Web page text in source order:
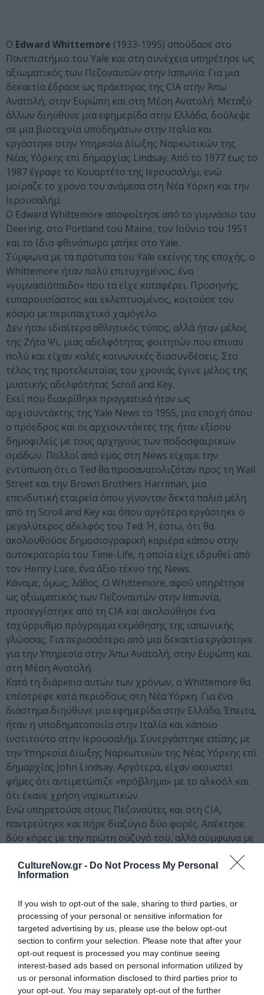
CultureNow.gr - Do Not Process My Personal
Information
If you wish to opt-out of the sale, sharing to third parties, or
processing of your personal or sensitive information for
targeted advertising by us, please use the below opt-out
section to confirm your selection. Please note that after your
opt-out request is processed you may continue seeing
interest-based ads based on personal information utilized by
us or personal information disclosed to third parties prior to
your opt-out. You may separately opt-out of the further
Ο Edward Whittemore (1933-1995) σπούδασε στο
Πανεπιστήμιο του Yale και στη συνέχεια υπηρέτησε ως
αξιωματικός των Πεζοναυτών στην Ιαπωνία. Για μια
δεκαετία έδρασε ως πράκτορας της CIA στην Άπω
Ανατολή, στην Ευρώπη και στη Μέση Ανατολή. Μεταξύ
άλλων διηύθυνε μια εφημερίδα στην Ελλάδα, δούλεψε
σε μια βιοτεχνία υποδημάτων στην Ιταλία και
εργάστηκε στην Υπηρεσία Δίωξης Ναρκωτικών της
Νέας Υόρκης επί δημαρχίας Lindsay. Από το 1977 έως το
1987 έγραφε το Κουαρτέτο της Ιερουσαλήμ, ενώ
μοίραζε το χρόνο του ανάμεσα στη Νέα Υόρκη και την
Ιερουσαλήμ.
Ο Edward Whittemore αποφοίτησε από το γυμνάσιο του
Deering, στο Portland του Maine, τον Ιούνιο του 1951
και το ίδιο φθινόπωρο μπήκε στο Yale.
Σύμφωνα με τα πρότυπα του Yale εκείνης της εποχής, ο
Whittemore ήταν πολύ επιτυχημένος, ένα
«γυμνασιόπαιδο» που τα είχε καταφέρει. Προσηνής,
ευπαρουσίαστος και εκλεπτυσμένος, κοιτούσε τον
κόσμο με περιπαιχτικό χαμόγελο.
Δεν ήταν ιδιαίτερα αθλητικός τύπος, αλλά ήταν μέλος
της Ζήτα Ψι, μιας αδελφότητας φοιτητών που έπιναν
πολύ και είχαν καλές κοινωνικές διασυνδέσεις. Στο
τέλος της προτελευταίας του χρονιάς έγινε μέλος της
μυστικής αδελφότητας Scroll and Key.
Εκεί που διακρίθηκε πραγματικά ήταν ως
αρχισυντάκτης της Yale News το 1955, μια εποχή όπου
ο πρόεδρος και οι αρχισυντάκτες της ήταν εξίσου
δημοφιλείς με τους αρχηγούς των ποδοσφαιρικών
ομάδων. Πολλοί από εμάς στη News είχαμε την
εντύπωση ότι ο Ted θα προσανατολιζόταν προς τη Wall
Street και την Brown Brothers Harriman, μια
επενδυτική εταιρεία όπου γίνονταν δεκτά παλιά μέλη
από τη Scroll and Key και όπου αργότερα εργάστηκε ο
μεγαλύτερος αδελφός του Ted. Ή, έστω, ότι θα
ακολουθούσε δημοσιογραφική καριέρα κάπου στην
αυτοκρατορία του Time-Life, η οποία είχε ιδρυθεί από
τον Henry Luce, ένα άξιο τέκνο της News.
Κάναμε, όμως, λάθος. Ο Whittemore, αφού υπηρέτησε
ως αξιωματικός των Πεζοναυτών στην Ιαπωνία,
προσεγγίστηκε από τη CIA και ακολούθησε ένα
ταχύρρυθμο πρόγραμμα εκμάθησης της ιαπωνικής
γλώσσας. Για περισσότερο από μια δεκαετία εργάστηκε
για την Υπηρεσία στην Άπω Ανατολή, στην Ευρώπη και
στη Μέση Ανατολή.
Κατά τη διάρκεια αυτών των χρόνων, ο Whittemore θα
επέστρεφε κατά περιόδους στη Νέα Υόρκη. Για ένα
διάστημα διηύθυνε μια εφημερίδα στην Ελλάδα. Έπειτα,
ήταν η υποδηματοποιία στην Ιταλία και κάποιο
ινστιτούτο στην Ιερουσαλήμ. Συνεργάστηκε επίσης με
την Υπηρεσία Δίωξης Ναρκωτικών της Νέας Υόρκης επί
δημαρχίας John Lindsay. Αργότερα, είχαν ακουστεί
φήμες ότι αντιμετώπιζε «πρόβλημα» με το αλκοόλ και
ότι έκανε χρήση ναρκωτικών.
Ενώ υπηρετούσε στους Πεζοναύτες και στη CIA,
παντρεύτηκε και πήρε διαζύγιο δύο φορές. Απέκτησε
δύο κόρες με την πρώτη σύζυγό του, αλλά σύμφωνα με
βλέπει. Έπειτα, μετά το δεύτερο διαζύγιο, συζούσε με
διάφορες γυναίκες. Ήταν πολλές και όλες τους απ’ ό,τι
γλύπτριες, χορεύτριες, αλλά ποτέ συγγραφείς.
Ακούγονταν και άλλες φήμες. Ότι είχε φύγει από τη CIA,
ότι ζούσε στην Κρήτη, ότι ήταν αδέκαρος, ότι έγραφε.
Και μετά, τίποτα. Ήταν σαφές πως εκείνος ο «ξανθός»
φοιτητής δεν είχε ακολουθήσει το δρόμο της φήμης
και της δόξας.